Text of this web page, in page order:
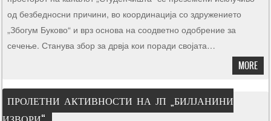
од безбедносни причини, во координација со здружението
„Збогум Буково“ и врз основа на соодветно одобрение за
сечење. Станува збор за дрвја кои поради својата…
MORE
ПРОЛЕТНИ АКТИВНОСТИ НА ЈП „БИЛЈАНИНИ